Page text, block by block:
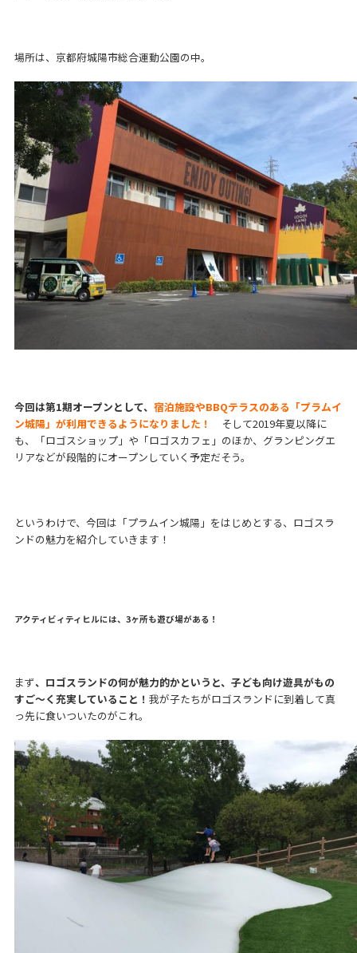
場所は、京都府城陽市総合運動公園の中。
今回は第1期オープンとして、 宿泊施設やBBQテラスのある「プラムイ
ン城陽」が利用できるようになりました！
そして2019年夏以降に
も、「ロゴスショップ」や「ロゴスカフェ」のほか、グランピングエ
リアなどが段階的にオープンしていく予定だそう。
というわけで、今回は「プラムイン城陽」をはじめとする、ロゴスラ
ンドの魅力を紹介していきます！
アクティビィティヒルには、3ヶ所も遊び場がある！
まず、ロゴスランドの何が魅力的かというと、子ども向け遊具がもの
すご〜く充実していること！ 我が子たちがロゴスランドに到着して真
っ先に食いついたのがこれ。